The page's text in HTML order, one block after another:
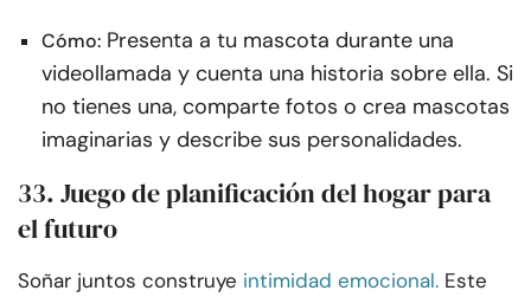
Cómo: Presenta a tu mascota durante una
videollamada y cuenta una historia sobre ella. Si
no tienes una, comparte fotos o crea mascotas
imaginarias y describe sus personalidades.
33. Juego de planificación del hogar para
el futuro
Soñar juntos construye intimidad emocional. Este